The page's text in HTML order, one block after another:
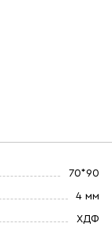
70*90
4 мм
ХДФ